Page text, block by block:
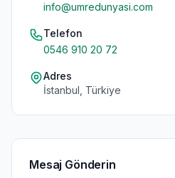
info@umredunyasi.com
Telefon
0546 910 20 72
Adres
İstanbul, Türkiye
Mesaj Gönderin